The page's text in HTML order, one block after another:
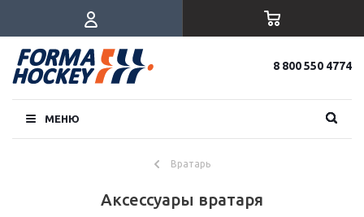
8 800 550 4774
МЕНЮ
Вратарь
Аксессуары вратаря